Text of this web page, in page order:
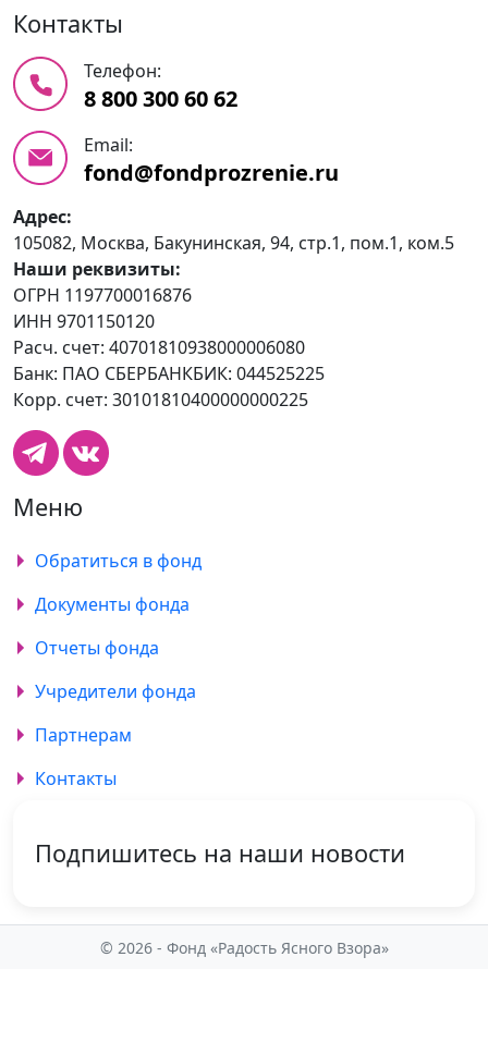
Контакты
Телефон:
8 800 300 60 62
Email:
fond@fondprozrenie.ru
Адрес:
105082, Москва, Бакунинская, 94, стр.1, пом.1, ком.5
Наши реквизиты:
ОГРН 1197700016876
ИНН 9701150120
Расч. счет: 40701810938000006080
Банк: ПАО СБЕРБАНКБИК: 044525225
Корр. счет: 30101810400000000225
Меню
Обратиться в фонд
Документы фонда
Отчеты фонда
Учредители фонда
Партнерам
Контакты
Подпишитесь на наши новости
© 2026 - Фонд «Радость Ясного Взора»